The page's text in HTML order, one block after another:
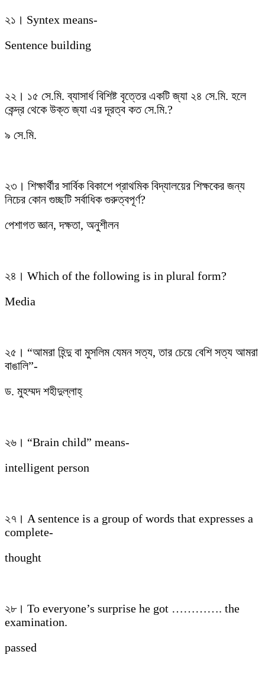
২১। Syntex means-
Sentence building
২২। ১৫ সে.মি. ব্যাসার্ধ বিশিষ্ট বৃত্তের একটি জ্যা ২৪ সে.মি. হলে
কেন্দ্র থেকে উক্ত জ্যা এর দূরত্ব কত সে.মি.?
৯ সে.মি.
২৩। শিক্ষার্থীর সার্বিক বিকাশে প্রাথমিক বিদ্যালয়ের শিক্ষকের জন্য
নিচের কোন গুচ্ছটি সর্বাধিক গুরুত্বপূর্ণ?
পেশাগত জ্ঞান, দক্ষতা, অনুশীলন
২৪। Which of the following is in plural form?
Media
২৫। “আমরা হিন্দু বা মুসলিম যেমন সত্য, তার চেয়ে বেশি সত্য আমরা
বাঙালি”-
ড. মুহম্মদ শহীদুল্লাহ্
২৬। “Brain child” means-
intelligent person
২৭। A sentence is a group of words that expresses a
complete-
thought
২৮। To everyone’s surprise he got …………. the
examination.
passed